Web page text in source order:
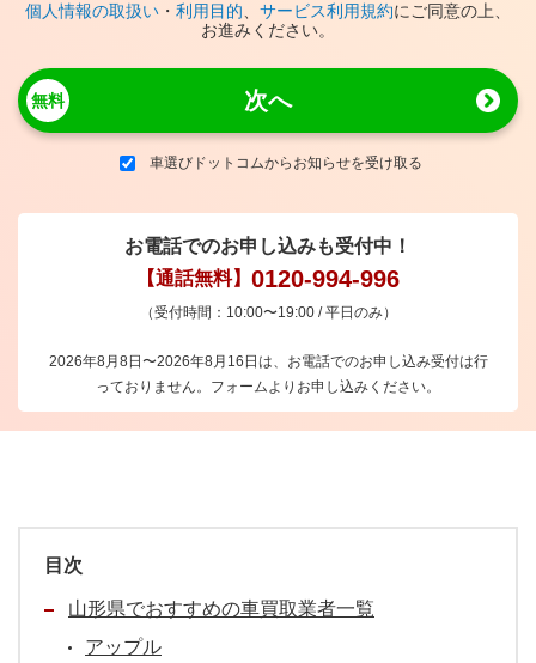
個人情報の取扱い ・ 利用目的 サービス利用規約にご同意の上、
お進みください。
次へ
車選びドットコムからお知らせを受け取る
お電話でのお申し込みも受付中！
【通話無料】 0120-994-996
（受付時間：10:00〜19:00 / 平日のみ）
2026年8月8日〜2026年8月16日は、お電話でのお申し込み受付は行
っておりません。フォームよりお申し込みください。
目次
山形県でおすすめの車買取業者一覧
アップル